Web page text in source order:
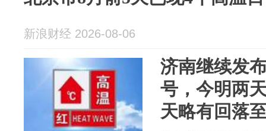
新浪财经 2026-08-06
济南继续发
号，今明两
天略有回落